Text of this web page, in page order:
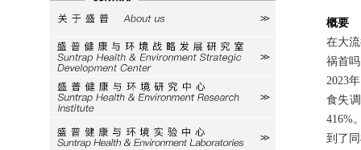
关于盛普
研究室
研究中心
实验中心
概要
在大
祸首
2023年
食失
416%
到了